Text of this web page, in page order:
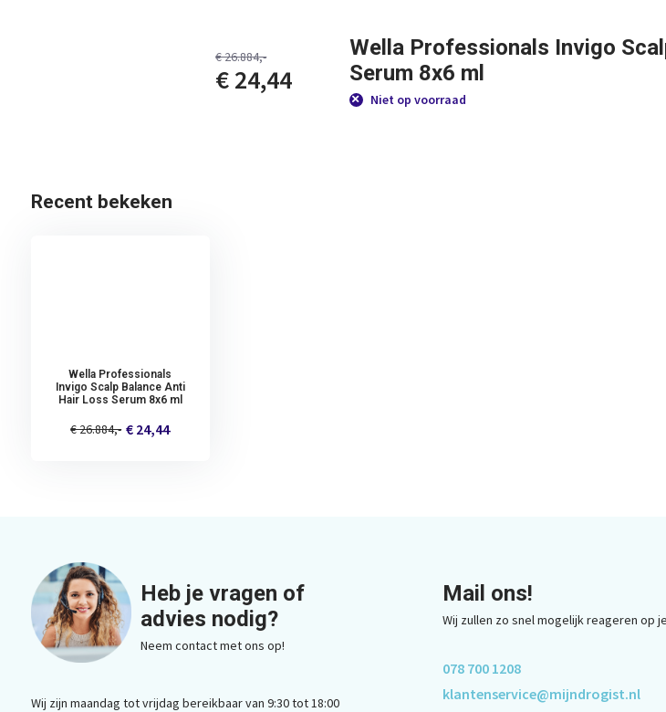
€ 26.884,-
€ 24,44
Wella Professionals Invigo
Serum 8x6 ml
Niet op voorraad
Recent bekeken
Wella Professionals
Invigo Scalp Balance Anti
Hair Loss Serum 8x6 ml
€ 26.884,- € 24,44
Heb je vragen of
advies nodig?
Neem contact met ons op!
Wij zijn maandag tot vrijdag bereikbaar van 9:30 tot 18:00
Mail ons!
Wij zullen zo snel mogelijk reageren op
078 700 1208
klantenservice@mijndrogist.nl